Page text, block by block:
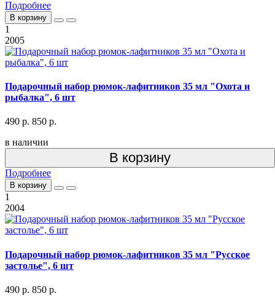
Подробнее
В корзину
1
2005
Подарочный набор рюмок-лафитников 35 мл "Охота и
рыбалка", 6 шт
490 р. 850 р.
в наличии
В корзину
Подробнее
В корзину
1
2004
Подарочный набор рюмок-лафитников 35 мл "Русское
застолье", 6 шт
490 р. 850 р.